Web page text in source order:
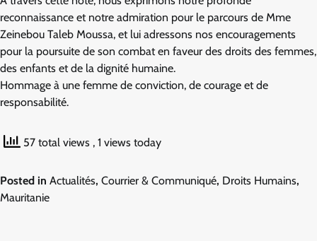
reconnaissance et notre admiration pour le parcours de Mme
Zeinebou Taleb Moussa, et lui adressons nos encouragements
pour la poursuite de son combat en faveur des droits des femmes,
des enfants et de la dignité humaine.
Hommage à une femme de conviction, de courage et de
responsabilité.
57 total views , 1 views today
Posted in Actualités, Courrier & Communiqué, Droits Humains,
Mauritanie